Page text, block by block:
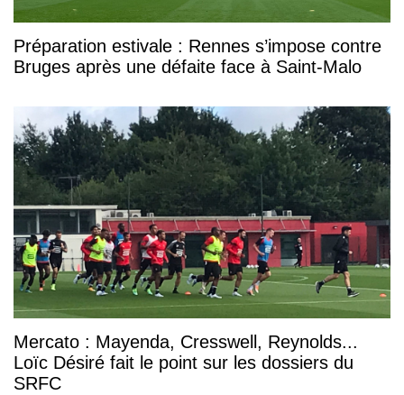
Préparation estivale : Rennes s’impose contre
Bruges après une défaite face à Saint-Malo
Mercato : Mayenda, Cresswell, Reynolds...
Loïc Désiré fait le point sur les dossiers du
SRFC